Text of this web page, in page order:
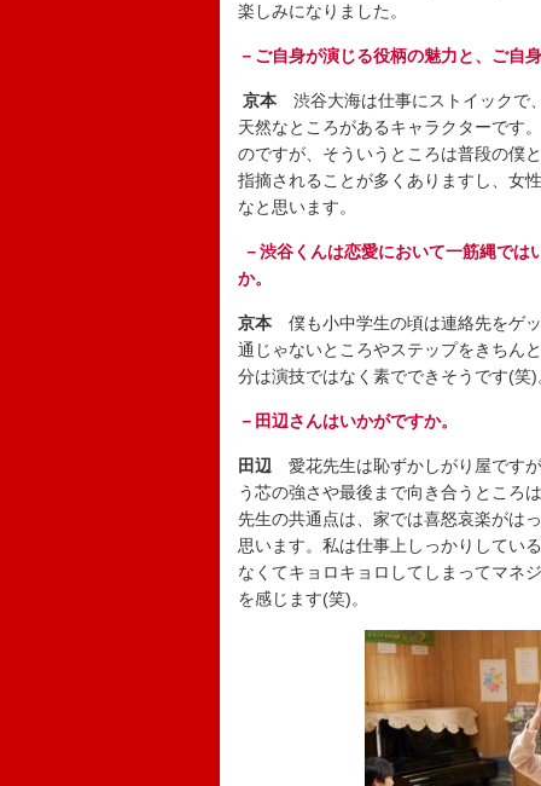
楽しみになりました。
－ご自身が演じる役柄の魅力と、ご自
京本 渋谷大海は仕事にストイックで
天然なところがあるキャラクターです
のですが、そういうところは普段の僕
指摘されることが多くありますし、女
なと思います。
－渋谷くんは恋愛において一筋縄では
か。
京本 僕も小中学生の頃は連絡先をゲ
通じゃないところやステップをきちん
分は演技ではなく素でできそうです(笑)
－田辺さんはいかがですか。
田辺
愛花先生は恥ずかしがり屋です
う芯の強さや最後まで向き合うところ
先生の共通点は、家では喜怒哀楽がは
思います。私は仕事上しっかりしてい
なくてキョロキョロしてしまってマネ
を感じます(笑)。